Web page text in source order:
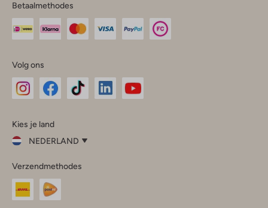
Betaalmethodes
Volg ons
InstagramFacebook
Kies je land
NEDERLAND
je
land
Nederland
Verzendmethodes